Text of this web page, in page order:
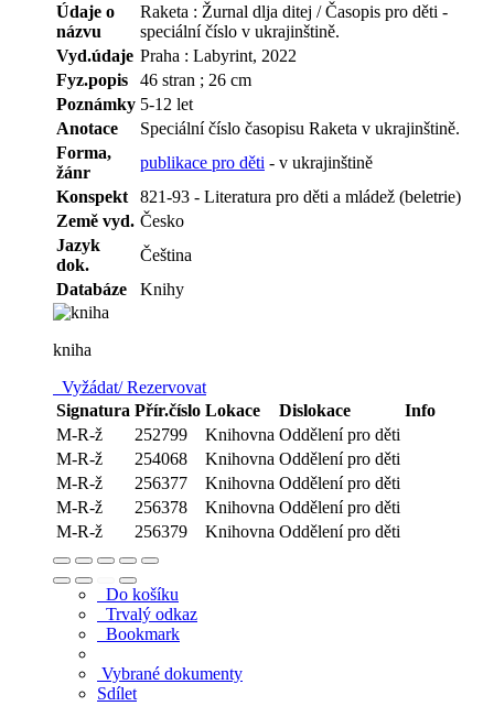
Údaje o
názvu
Raketa : Žurnal dlja ditej / Časopis pro děti -
speciální číslo v ukrajinštině.
Vyd.údaje Praha : Labyrint, 2022
Fyz.popis
46 stran ; 26 cm
Poznámky 5-12 let
Anotace
Speciální číslo časopisu Raketa v ukrajinštině.
Forma,
žánr
publikace pro děti - v ukrajinštině
Konspekt
821-93 - Literatura pro děti a mládež (beletrie)
Země vyd. Česko
Jazyk
dok.
Čeština
Databáze
Knihy
kniha
Vyžádat/ Rezervovat
Signatura Přír.číslo Lokace Dislokace
Info
M-R-ž
252799 Knihovna Oddělení pro děti
M-R-ž
254068 Knihovna Oddělení pro děti
M-R-ž
256377 Knihovna Oddělení pro děti
M-R-ž
256378 Knihovna Oddělení pro děti
M-R-ž
256379 Knihovna Oddělení pro děti
Do košíku
Trvalý odkaz
Bookmark
Vybrané dokumenty
Sdílet